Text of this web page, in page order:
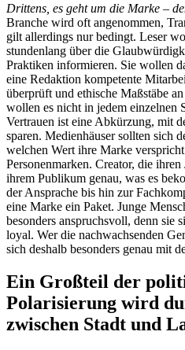
Drittens, es geht um die Marke –
Branche wird oft angenommen,
gilt allerdings nur bedingt. Leser
stundenlang über die
Praktiken informieren. Sie wollen
eine Redaktion kompetente
überprüft und ethische Maßstäbe
wollen es nicht in jedem einzelnen
Vertrauen ist eine Abkürzung, mit
sparen. Medienhäuser sollten sich
welchen Wert ihre Marke
Personenmarken. Creator, die
ihrem Publikum genau, was es
der Ansprache bis hin zur
eine Marke ein Paket. Junge
besonders anspruchsvoll, denn sie
loyal. Wer die nachwachsenden
sich deshalb besonders genau mit
Ein Großteil der
Polarisierung wird
zwischen Stadt und